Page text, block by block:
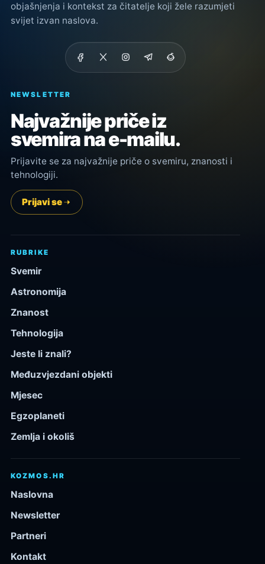
objašnjenja i kontekst za čitatelje koji žele razumjeti
svijet izvan naslova.
NEWSLETTER
Najvažnije priče iz
svemira na e-mailu.
Prijavite se za najvažnije priče o svemiru, znanosti i
tehnologiji.
Prijavi se
RUBRIKE
Svemir
Astronomija
Znanost
Tehnologija
Jeste li znali?
Međuzvjezdani objekti
Mjesec
Egzoplaneti
Zemlja i okoliš
KOZMOS.HR
Naslovna
Newsletter
Partneri
Kontakt